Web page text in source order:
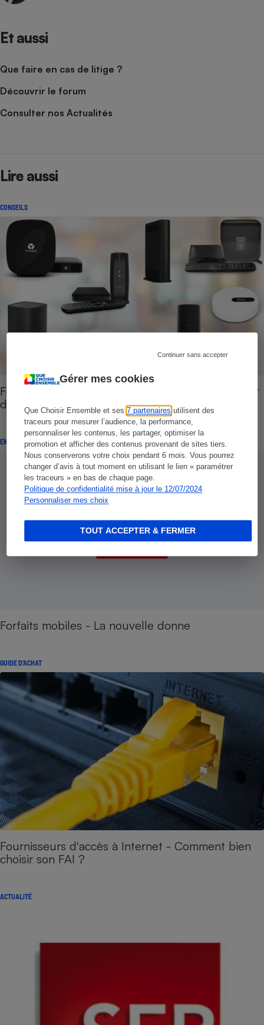
Gérer mes cookies
Que Choisir Ensemble et ses7 partenaires utilisent des
traceurs pour mesurer l’audience, la performance,
personnaliser les contenus, les partager, optimiser la
promotion et afficher des contenus provenant de sites tiers.
Nous conserverons votre choix pendant 6 mois. Vous pourrez
changer d’avis à tout moment en utilisant le lien « paramétrer
les traceurs » en bas de chaque page.
Politique de confidentialité mise à jour le 12/07/2024
Personnaliser mes choix
Continuer sans accepter
TOUT ACCEPTER & FERMER
Et aussi
Que faire en cas de litige ?
Découvrir le forum
Consulter nos Actualités
Lire aussi
CONSEILS
Fournisseurs d’accès à Internet - Les box Internet
dans le détail
ENQUÊTE
Forfaits mobiles - La nouvelle donne
GUIDE D'ACHAT
Fournisseurs d'accès à Internet - Comment bien
choisir son FAI ?
ACTUALITÉ